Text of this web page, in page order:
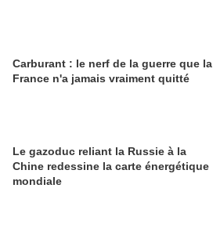
Carburant : le nerf de la guerre que la
France n'a jamais vraiment quitté
Le gazoduc reliant la Russie à la
Chine redessine la carte énergétique
mondiale